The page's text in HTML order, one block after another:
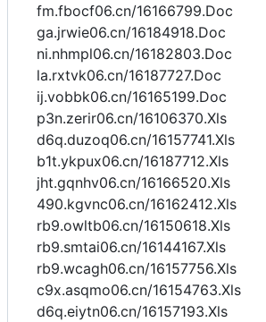
fm.fbocf06.cn/16166799.Doc
ga.jrwie06.cn/16184918.Doc
ni.nhmpl06.cn/16182803.Doc
la.rxtvk06.cn/16187727.Doc
ij.vobbk06.cn/16165199.Doc
p3n.zerir06.cn/16106370.Xls
d6q.duzoq06.cn/16157741.Xls
b1t.ykpux06.cn/16187712.Xls
jht.gqnhv06.cn/16166520.Xls
490.kgvnc06.cn/16162412.Xls
rb9.owltb06.cn/16150618.Xls
rb9.smtai06.cn/16144167.Xls
rb9.wcagh06.cn/16157756.Xls
c9x.asqmo06.cn/16154763.Xls
d6q.eiytn06.cn/16157193.Xls